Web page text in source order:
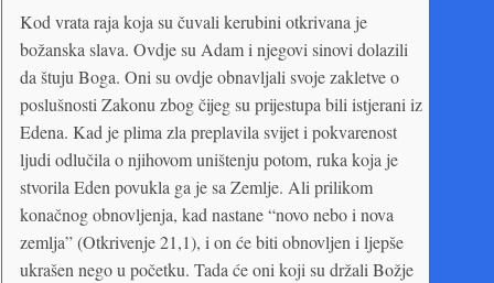
Kod vrata raja koja su čuvali kerubini otkrivana je
božanska slava. Ovdje su Adam i njegovi sinovi dolazili
da štuju Boga. Oni su ovdje obnavljali svoje zakletve o
poslušnosti Zakonu zbog čijeg su prijestupa bili istjerani iz
Edena. Kad je plima zla preplavila svijet i pokvarenost
ljudi odlučila o njihovom uništenju potom, ruka koja je
stvorila Eden povukla ga je sa Zemlje. Ali prilikom
konačnog obnovljenja, kad nastane “novo nebo i nova
zemlja” (Otkrivenje 21,1), i on će biti obnovljen i ljepše
ukrašen nego u početku. Tada će oni koji su držali Božje